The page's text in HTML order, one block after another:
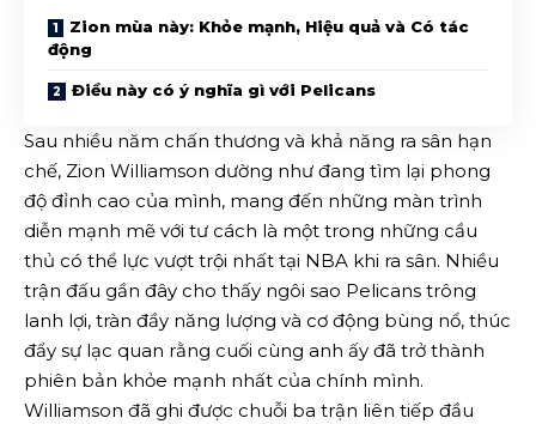
Zion mùa này: Khỏe mạnh, Hiệu quả và Có tác
động
Điều này có ý nghĩa gì với Pelicans
Sau nhiều năm chấn thương và khả năng ra sân hạn
chế, Zion Williamson dường như đang tìm lại phong
độ đỉnh cao của mình, mang đến những màn trình
diễn mạnh mẽ với tư cách là một trong những cầu
thủ có thể lực vượt trội nhất tại NBA khi ra sân. Nhiều
trận đấu gần đây cho thấy ngôi sao Pelicans trông
lanh lợi, tràn đầy năng lượng và cơ động bùng nổ, thúc
đẩy sự lạc quan rằng cuối cùng anh ấy đã trở thành
phiên bản khỏe mạnh nhất của chính mình.
Williamson đã ghi được chuỗi ba trận liên tiếp đầu